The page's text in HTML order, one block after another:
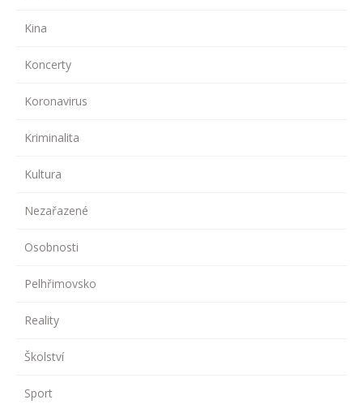
Kina
Koncerty
Koronavirus
Kriminalita
Kultura
Nezařazené
Osobnosti
Pelhřimovsko
Reality
Školství
Sport